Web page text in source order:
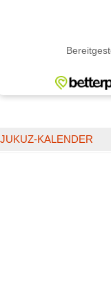
JUKUZ-KALENDER